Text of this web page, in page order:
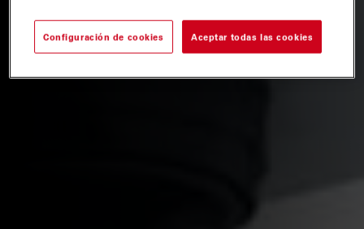
Configuración de cookies Aceptar todas las cookies